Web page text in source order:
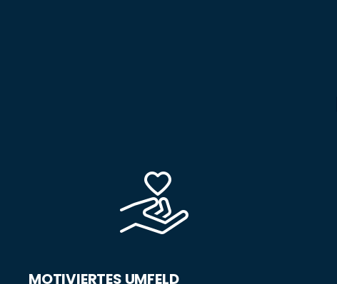
MOTIVIERTES UMFELD